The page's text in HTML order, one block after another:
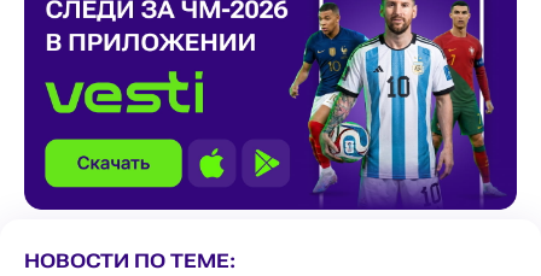
НОВОСТИ ПО ТЕМЕ: